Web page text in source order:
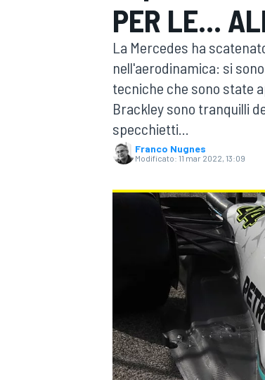
MOTOGP
PER LE...
La Mercedes ha
nell'aerodinamica: si
tecniche che sono state
Brackley sono tranquilli
specchietti...
Franco Nugnes
Modificato: 11 mar 2022, 13:09